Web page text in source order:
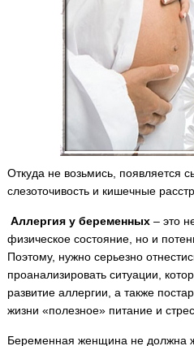
Откуда не возьмись, появляется
слезоточивость и кишечные
Аллергия у беременных– это
физическое состояние, но и
Поэтому, нужно серьезно
проанализировать ситуации,
развитие аллергии, а также
жизни «полезное» питание и
Беременная женщина не должна